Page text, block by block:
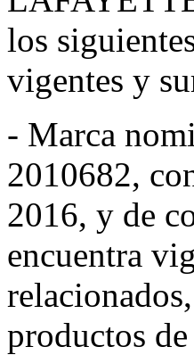
los
vigentes y
- Marca
2010682,
2016, y de
encuentra
productos